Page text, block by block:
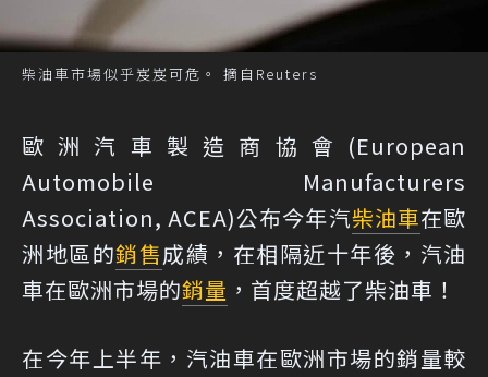
柴油車市場似乎岌岌可危。 摘自Reuters
歐洲汽車製造商協會(European
Automobile Manufacturers
Association, ACEA)公布今年汽柴油車在歐
洲地區的銷售成績，在相隔近十年後，汽油
車在歐洲市場的銷量 ，首度超越了柴油車！
在今年上半年，汽油車在歐洲市場的銷量較